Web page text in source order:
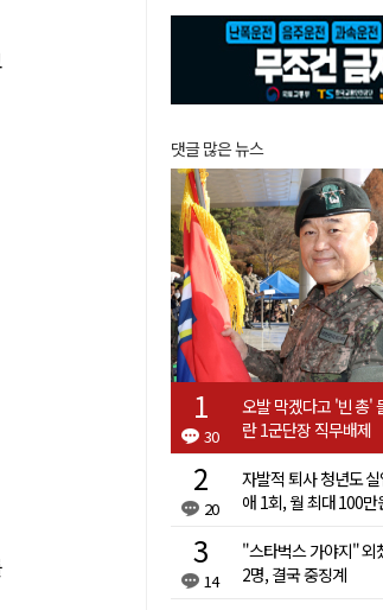
댓글 많은 뉴스
30
오발 막겠다고 '빈 총'
란 1군단장 직무배제
20
자발적 퇴사 청년도
애 1회, 월 최대 100만
14
"스타벅스 가야지" 외
2명, 결국 중징계